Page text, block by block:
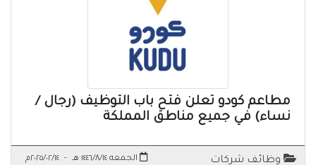
مطاعم كودو تعلن فتح باب التوظيف (رجال /
نساء) في جميع مناطق المملكة
وظائف شركات الجمعه ١٤٤٦/٨/١٤ هـ - ٢٠٢٥/٠٢/١٤م